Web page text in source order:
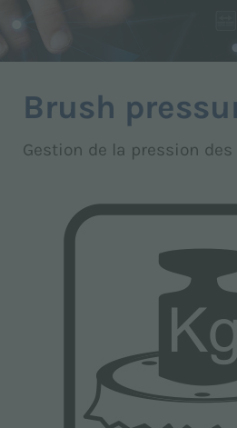
Brush
Gestion de la pression des